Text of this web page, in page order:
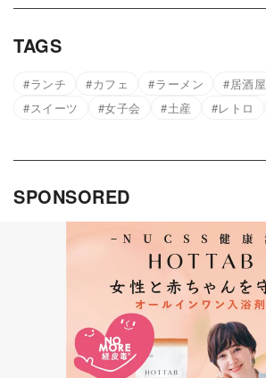
TAGS
ランチ カフェ ラーメン 居酒屋
スイーツ
女子会 土産 レトロ
SPONSORED